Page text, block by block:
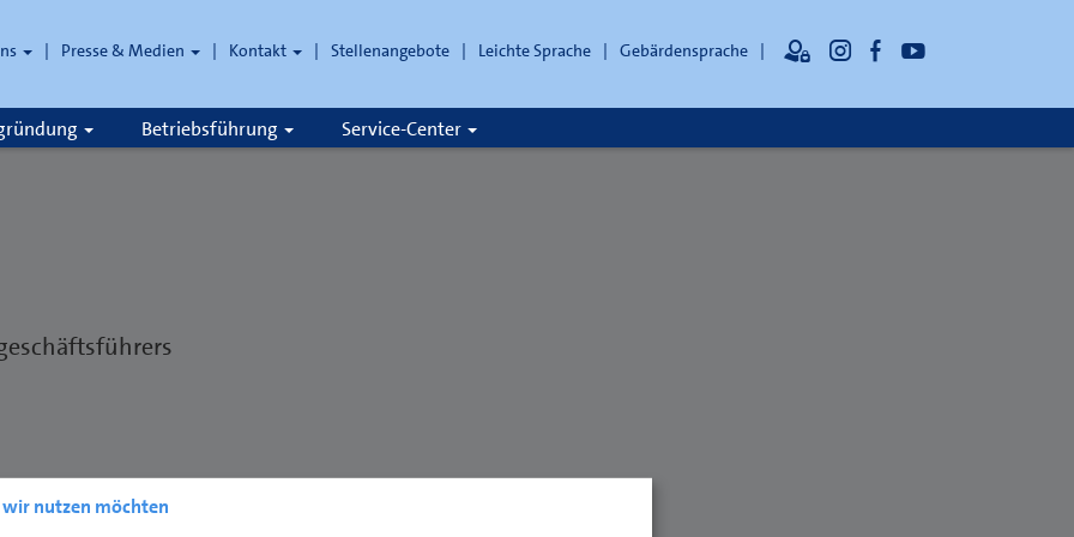
Presse & Medien Kontakt Stellenangebote Leichte Sprache
Gebärdensprache
Betriebsführung Service-Center
nutzen möchten